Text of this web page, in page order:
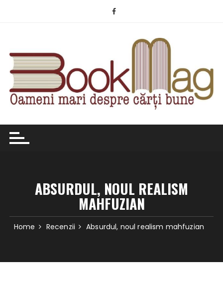
ABSURDUL, NOUL REALISM
MAHFUZIAN
Home Recenzii Absurdul, noul realism mahfuzian